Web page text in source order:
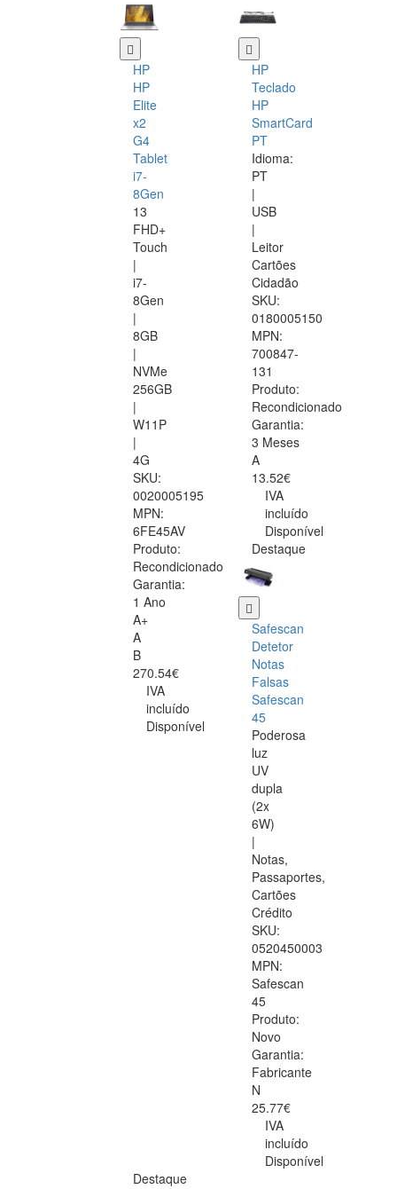
HP
HP
Elite
x2
G4
Tablet
i7-
8Gen
13
FHD+
Touch
|
i7-
8Gen
|
8GB
|
NVMe
256GB
|
W11P
|
4G
SKU:
0020005195
MPN:
6FE45AV
Produto:
Recondicionado
Garantia:
1 Ano
A+
A
B
270.54€
IVA
incluído
Disponível
HP
Teclado
HP
SmartCard
PT
Idioma:
PT
|
USB
|
Leitor
Cartões
Cidadão
SKU:
0180005150
MPN:
700847-
131
Produto:
Recondicionado
Garantia:
3 Meses
A
13.52€
IVA
incluído
Disponível
Destaque
Safescan
Detetor
Notas
Falsas
Safescan
45
Poderosa
luz
UV
dupla
(2x
6W)
|
Notas,
Passaportes,
Cartões
Crédito
SKU:
0520450003
MPN:
Safescan
45
Produto:
Novo
Garantia:
Fabricante
N
25.77€
IVA
incluído
Disponível
Destaque